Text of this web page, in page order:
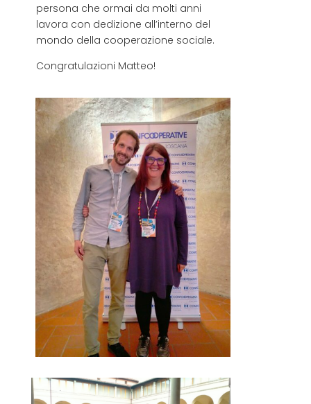
persona che ormai da molti anni
lavora con dedizione all’interno del
mondo della cooperazione sociale.
Congratulazioni Matteo!